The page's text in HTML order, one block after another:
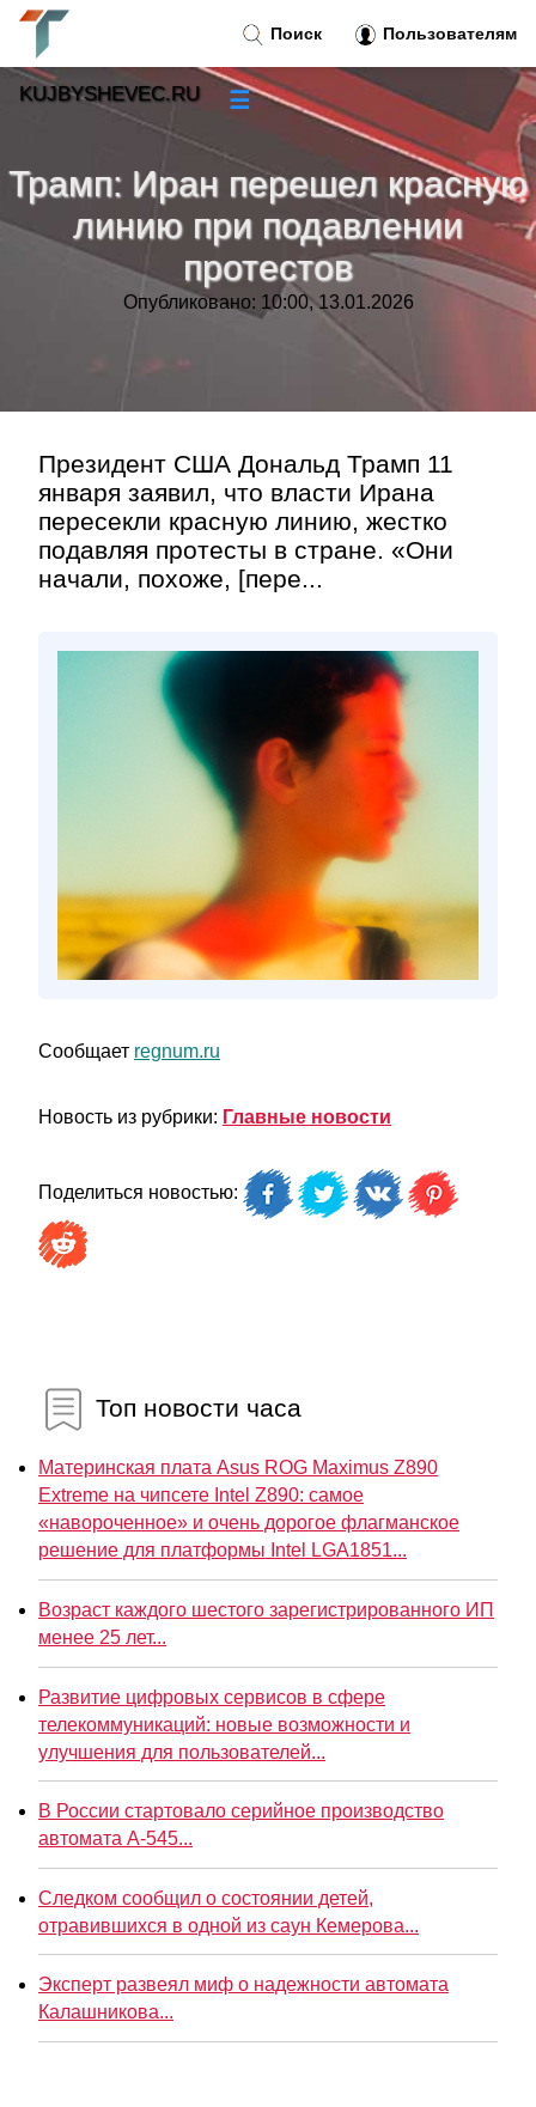
Трамп: Иран перешел красную
линию при подавлении
протестов
Опубликовано: 10:00, 13.01.2026
Президент США Дональд Трамп 11
января заявил, что власти Ирана
пересекли красную линию, жестко
подавляя протесты в стране. «Они
начали, похоже, [пере...
Сообщает regnum.ru
Новость из рубрики: Главные новости
Поделиться новостью:
Топ новости часа
Материнская плата Asus ROG Maximus Z890
Extreme на чипсете Intel Z890: самое
«навороченное» и очень дорогое флагманское
решение для платформы Intel LGA1851...
Возраст каждого шестого зарегистрированного ИП
менее 25 лет...
Развитие цифровых сервисов в сфере
телекоммуникаций: новые возможности и
улучшения для пользователей...
В России стартовало серийное производство
автомата А-545...
Следком сообщил о состоянии детей,
отравившихся в одной из саун Кемерова...
Эксперт развеял миф о надежности автомата
Калашникова...
Поиск Пользователям
KUJBYSHEVEC.RU ☰
Новости»
Тренды новостей »
Рубрики»
Контакт»